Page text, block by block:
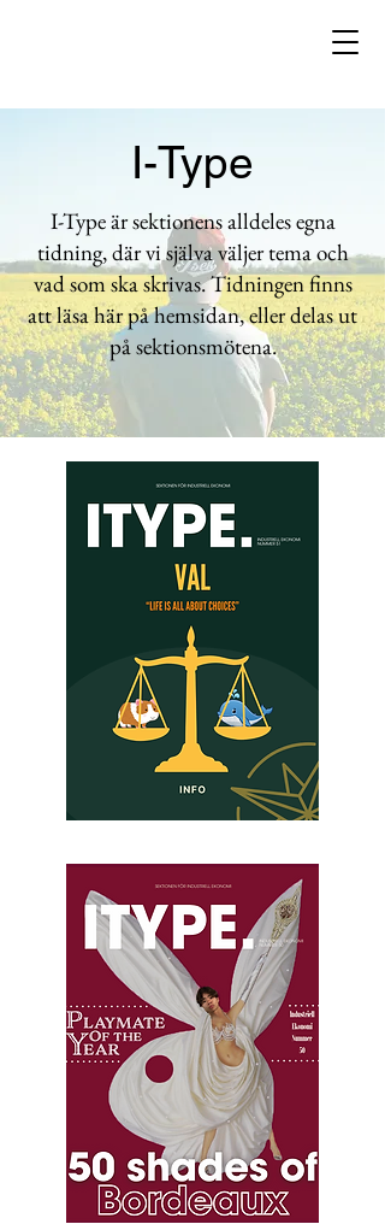
I-Type
I-Type är sektionens alldeles egna
tidning, där vi själva väljer tema och
vad som ska skrivas. Tidningen finns
att läsa här på hemsidan, eller delas ut
på sektionsmötena.